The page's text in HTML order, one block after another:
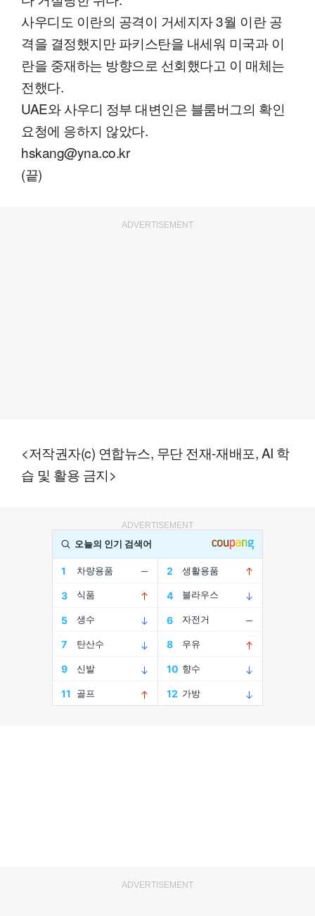
사우디도 이란의 공격이 거세지자 3월 이란 공
격을 결정했지만 파키스탄을 내세워 미국과 이
란을 중재하는 방향으로 선회했다고 이 매체는
전했다.
UAE와 사우디 정부 대변인은 블룸버그의 확인
요청에 응하지 않았다.
hskang@yna.co.kr
(끝)
ADVERTISEMENT
<저작권자(c) 연합뉴스, 무단 전재-재배포, AI 학
습 및 활용 금지>
ADVERTISEMENT
ADVERTISEMENT